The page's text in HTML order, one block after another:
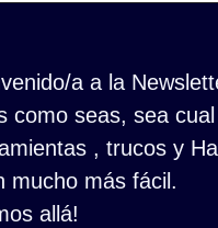
a a la
como seas, sea
, trucos y
mucho más fácil.
allá!